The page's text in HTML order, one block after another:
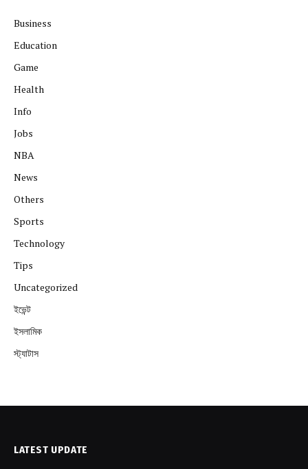
Business
Education
Game
Health
Info
Jobs
NBA
News
Others
Sports
Technology
Tips
Uncategorized
ইভেন্ট
ইসলামিক
স্ট্যাটাস
LATEST UPDATE